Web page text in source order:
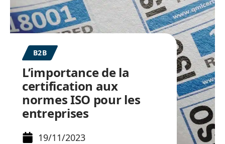
B2B
L’importance de la
certification aux
normes ISO pour les
entreprises
19/11/2023